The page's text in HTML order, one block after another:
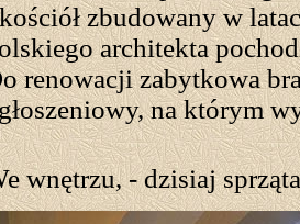
zbudowany w
architekta
renowacji zabytkowa
na którym
wnętrzu, - dzisiaj